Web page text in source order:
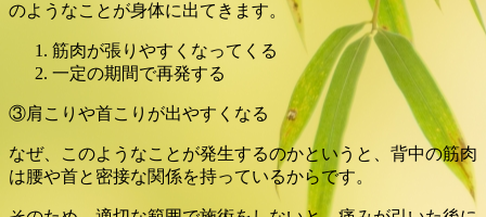
のようなことが身体に出てきます。
筋肉が張りやすくなってくる
一定の期間で再発する
③肩こりや首こりが出やすくなる
なぜ、このようなことが発生するのかというと、背中の筋肉
は腰や首と密接な関係を持っているからです。